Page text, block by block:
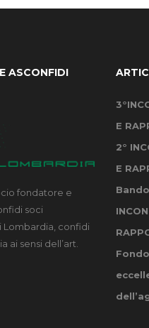
ASCONFIDI
fondatore e
soci
confidi
ai sensi dell’art.
E
2°
E